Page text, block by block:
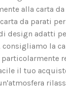
alla carta
da parati
design adatti
la
il tuo